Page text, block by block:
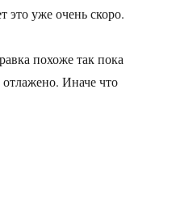
это уже очень скоро.
похоже так пока
Иначе что